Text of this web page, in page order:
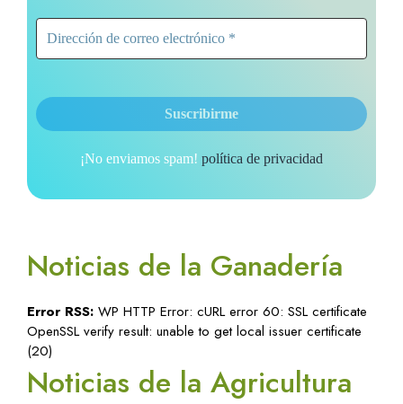
¡No enviamos spam! política de privacidad
Noticias de la Ganadería
Error RSS: WP HTTP Error: cURL error 60: SSL certificate
OpenSSL verify result: unable to get local issuer certificate
(20)
Noticias de la Agricultura